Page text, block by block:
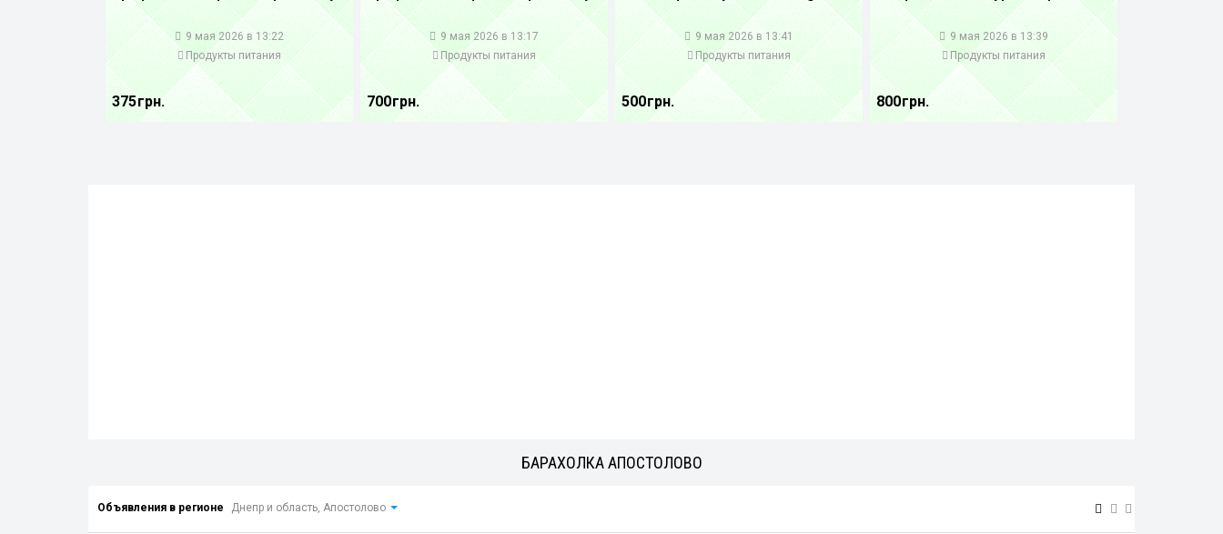
9 мая 2026 в 13:22
Продукты питания
375 грн.
9 мая 2026 в 13:17
Продукты питания
700 грн.
9 мая 2026 в 13:41
Продукты питания
500 грн.
9 мая 2026 в 13:39
Продукты питания
800 грн.
БАРАХОЛКА АПОСТОЛОВО
Объявления в регионе Днепр и область, Апостолово